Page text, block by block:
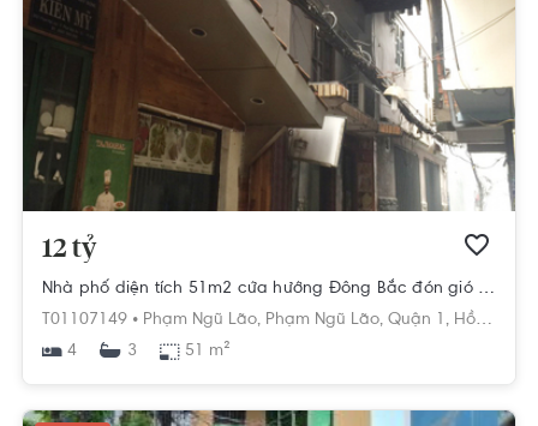
12 tỷ
Nhà phố diện tích 51m2 cửa hướng Đông Bắc đón gió mát mẻ.
T01107149 • Phạm Ngũ Lão, Phạm Ngũ Lão, Quận 1, Hồ Chí Minh
4
3 51 m²